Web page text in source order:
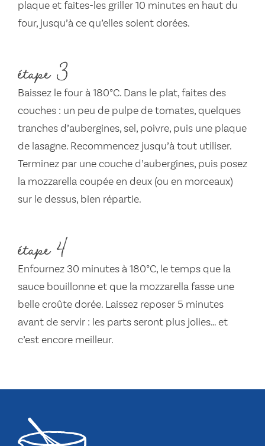
plaque et faites-les griller 10 minutes en haut du
four, jusqu’à ce qu’elles soient dorées.
étape 3
Baissez le four à 180°C. Dans le plat, faites des
couches : un peu de pulpe de tomates, quelques
tranches d’aubergines, sel, poivre, puis une plaque
de lasagne. Recommencez jusqu’à tout utiliser.
Terminez par une couche d’aubergines, puis posez
la mozzarella coupée en deux (ou en morceaux)
sur le dessus, bien répartie.
étape 4
Enfournez 30 minutes à 180°C, le temps que la
sauce bouillonne et que la mozzarella fasse une
belle croûte dorée. Laissez reposer 5 minutes
avant de servir : les parts seront plus jolies… et
c’est encore meilleur.